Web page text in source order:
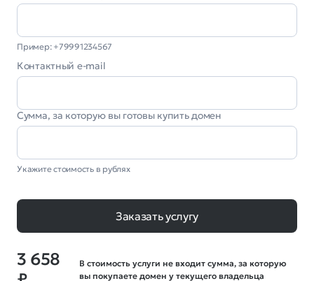
Пример: +79991234567
Контактный e-mail
Сумма, за которую вы готовы купить домен
Укажите стоимость в рублях
Заказать услугу
3 658
В стоимость услуги не входит сумма, за которую
вы покупаете домен у текущего владельца